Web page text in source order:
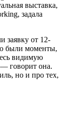
выставка,
задала
заявку от 12-
были моменты,
видимую
говорит она.
но и про тех,